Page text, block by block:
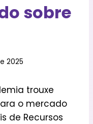
sobre
2025
trouxe
o mercado
de Recursos